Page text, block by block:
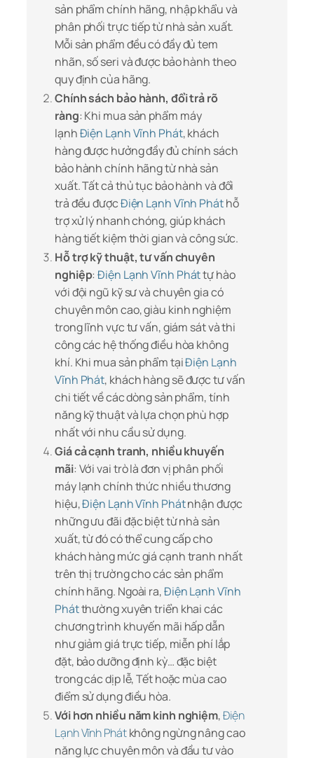
sản phẩm chính hãng, nhập khẩu và
phân phối trực tiếp từ nhà sản xuất.
Mỗi sản phẩm đều có đầy đủ tem
nhãn, số seri và được bảo hành theo
quy định của hãng.
Chính sách bảo hành, đổi trả rõ
ràng: Khi mua sản phẩm máy
lạnhĐiện Lạnh Vĩnh Phát, khách
hàng được hưởng đầy đủ chính sách
bảo hành chính hãng từ nhà sản
xuất. Tất cả thủ tục bảo hành và đổi
trả đều đượcĐiện Lạnh Vĩnh Pháthỗ
trợ xử lý nhanh chóng, giúp khách
hàng tiết kiệm thời gian và công sức.
Hỗ trợ kỹ thuật, tư vấn chuyên
nghiệp:Điện Lạnh Vĩnh Pháttự hào
với đội ngũ kỹ sư và chuyên gia có
chuyên môn cao, giàu kinh nghiệm
trong lĩnh vực tư vấn, giám sát và thi
công các hệ thống điều hòa không
khí. Khi mua sản phẩm tạiĐiện Lạnh
Vĩnh Phát, khách hàng sẽ được tư vấn
chi tiết về các dòng sản phẩm, tính
năng kỹ thuật và lựa chọn phù hợp
nhất với nhu cầu sử dụng.
Giá cả cạnh tranh, nhiều khuyến
mãi: Với vai trò là đơn vị phân phối
máy lạnh chính thức nhiều thương
hiệu,Điện Lạnh Vĩnh Phátnhận được
những ưu đãi đặc biệt từ nhà sản
xuất, từ đó có thể cung cấp cho
khách hàng mức giá cạnh tranh nhất
trên thị trường cho các sản phẩm
chính hãng. Ngoài ra,Điện Lạnh Vĩnh
Phátthường xuyên triển khai các
chương trình khuyến mãi hấp dẫn
như giảm giá trực tiếp, miễn phí lắp
đặt, bảo dưỡng định kỳ… đặc biệt
trong các dịp lễ, Tết hoặc mùa cao
điểm sử dụng điều hòa.
Với hơn nhiều năm kinh nghiệm,Điện
Lạnh Vĩnh Phátkhông ngừng nâng cao
năng lực chuyên môn và đầu tư vào